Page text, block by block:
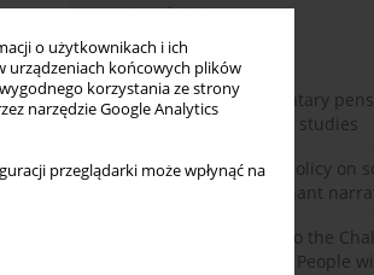
o użytkownikach i ich
urządzeniach końcowych plików
korzystania ze strony
narzędzie Google Analytics
przeglądarki może wpłynąć na
Najczęściej czytane
Miesiąc
Rok
Auto-enrolment in voluntary
Comparative OECD case studies
Delegitimizing climate policy on
media platforms: Dominant
Bibliometric Insights into the
and Needs of Homeless People